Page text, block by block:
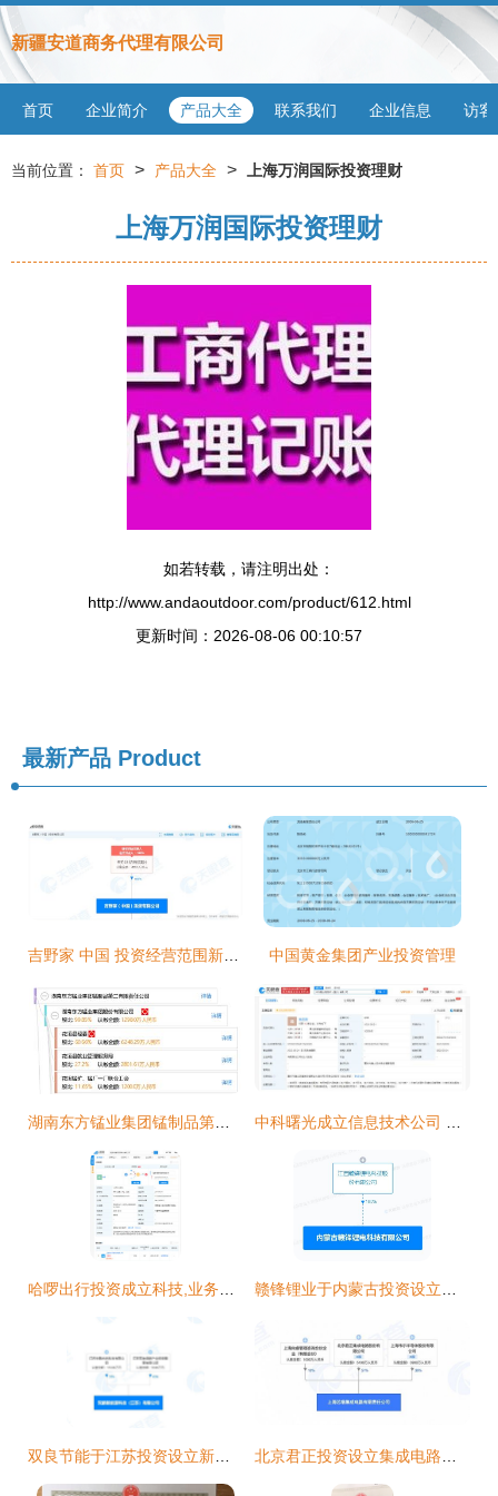
新疆安道商务代理有限公司
首页 企业简介 产品大全 联系我们 企业信息 访客
当前位置： 首页 > 产品大全 > 上海万润国际投资理财
上海万润国际投资理财
如若转载，请注明出处：
http://www.andaoutdoor.com/product/612.html
更新时间：2026-08-06 00:10:57
最新产品 Product
中国黄金集团产业投资管理